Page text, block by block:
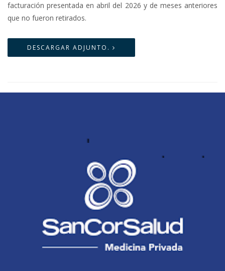
facturación presentada en abril del 2026 y de meses anteriores
que no fueron retirados.
DESCARGAR ADJUNTO.